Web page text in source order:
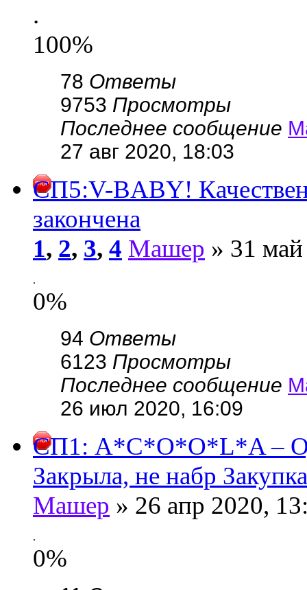
.
100%
78 Ответы
9753 Просмотры
Последнее сообщение
27 авг 2020, 18:03
СП5:V-BABY!
закончена
1, 2, 3, 4 Машер » 31
.
0%
94 Ответы
6123 Просмотры
Последнее сообщение
26 июл 2020, 16:09
СП1: A*C*O*O*L*A
Закрыла, не набр
Машер » 26 апр 2020,
.
0%